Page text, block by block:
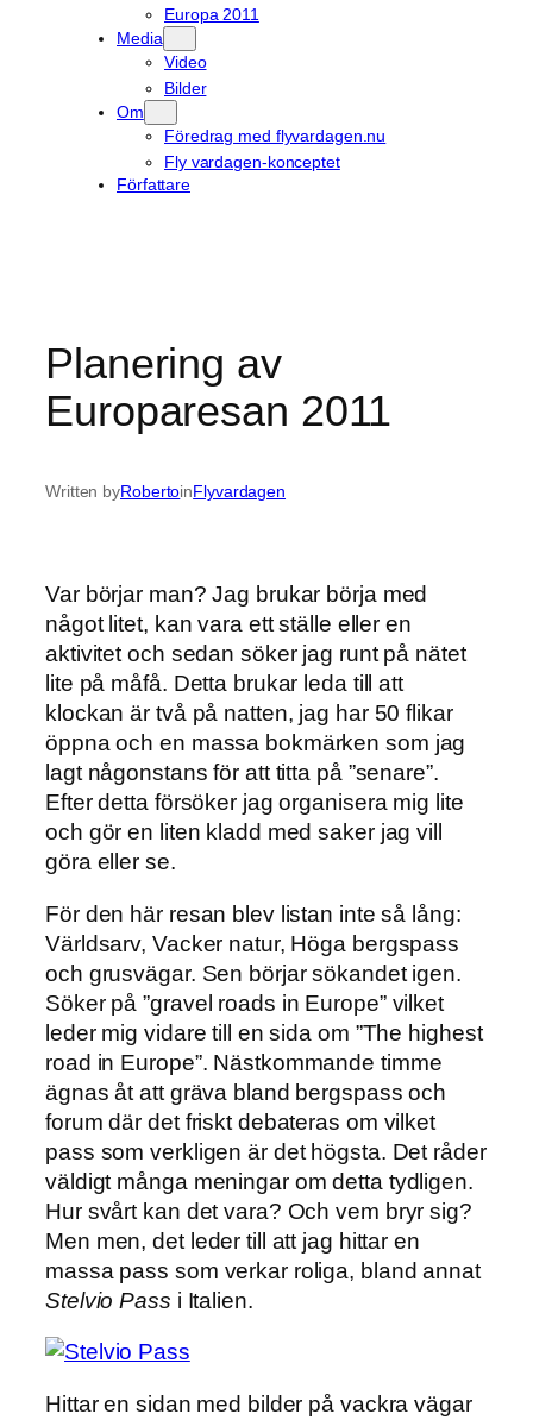
Europa 2011
Media
Video
Bilder
Om
Föredrag med flyvardagen.nu
Fly vardagen-konceptet
Författare
Planering av
Europaresan 2011
Written byRobertoinFlyvardagen
Var börjar man? Jag brukar börja med
något litet, kan vara ett ställe eller en
aktivitet och sedan söker jag runt på nätet
lite på måfå. Detta brukar leda till att
klockan är två på natten, jag har 50 flikar
öppna och en massa bokmärken som jag
lagt någonstans för att titta på ”senare”.
Efter detta försöker jag organisera mig lite
och gör en liten kladd med saker jag vill
göra eller se.
För den här resan blev listan inte så lång:
Världsarv, Vacker natur, Höga bergspass
och grusvägar. Sen börjar sökandet igen.
Söker på ”gravel roads in Europe” vilket
leder mig vidare till en sida om ”The highest
road in Europe”. Nästkommande timme
ägnas åt att gräva bland bergspass och
forum där det friskt debateras om vilket
pass som verkligen är det högsta. Det råder
väldigt många meningar om detta tydligen.
Hur svårt kan det vara? Och vem bryr sig?
Men men, det leder till att jag hittar en
massa pass som verkar roliga, bland annat
Stelvio Pass i Italien.
Hittar en sidan med bilder på vackra vägar